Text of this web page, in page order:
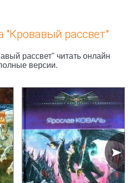
"Кровавый рассвет"
рассвет" читать онлайн
версии.